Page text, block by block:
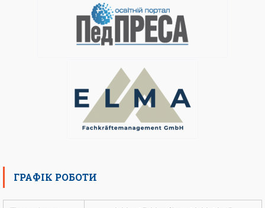
ГРАФІК РОБОТИ